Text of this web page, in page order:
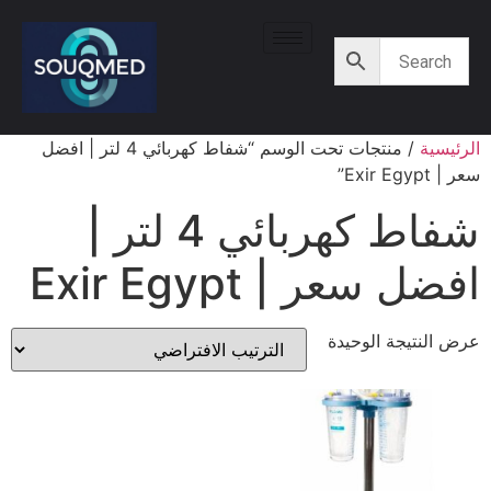
الرئيسية
/ منتجات تحت الوسم “شفاط كهربائي 4 لتر | افضل
سعر | Exir Egypt”
شفاط كهربائي 4 لتر |
افضل سعر | Exir Egypt
عرض النتيجة الوحيدة